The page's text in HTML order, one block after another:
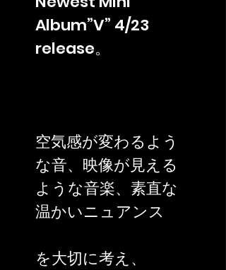
Album”V” 4/23
release。
空気感が変わるよう
な音、映像が見える
ような音楽、素直な
温かいニュアンス
を大切に考え、